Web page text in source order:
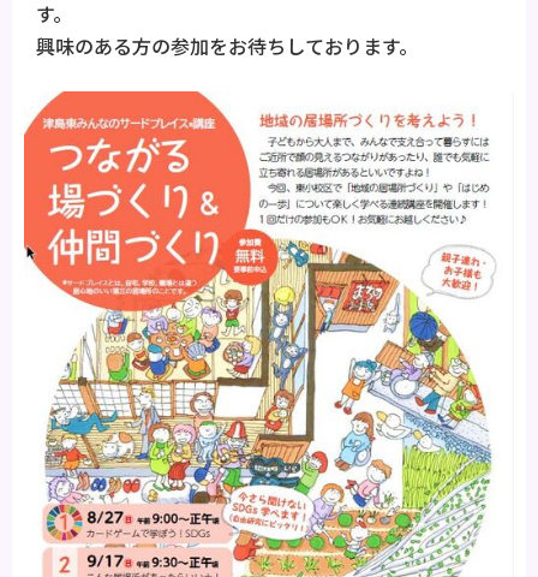
す。
興味のある方の参加をお待ちしております。